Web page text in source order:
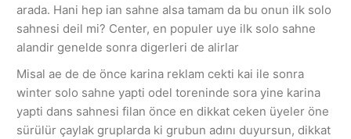
arada. Hani hep ian sahne alsa tamam da bu onun ilk solo
sahnesi deil mi? Center, en populer uye ilk solo sahne
alandir genelde sonra digerleri de alirlar
Misal ae de de önce karina reklam cekti kai ile sonra
winter solo sahne yapti odel toreninde sora yine karina
yapti dans sahnesi filan önce en dikkat ceken üyeler öne
sürülür çaylak gruplarda ki grubun adını duyursun, dikkat